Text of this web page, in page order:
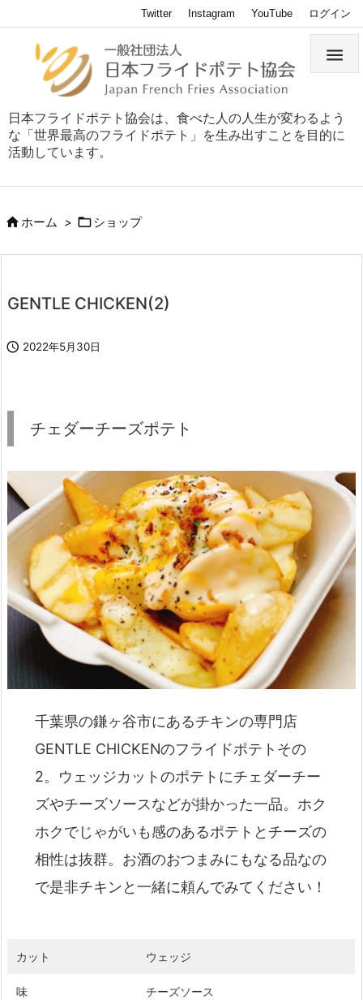
日本フライドポテト協会は、食べた人の人生が変わるよう
な「世界最高のフライドポテト」を生み出すことを目的に
活動しています。

Twitter Instagram YouTube ログイン
ホーム > ショップ
GENTLE CHICKEN(2)
 2022年5月30日
チェダーチーズポテト
千葉県の鎌ヶ谷市にあるチキンの専門店
GENTLE CHICKENのフライドポテトその
2。ウェッジカットのポテトにチェダーチー
ズやチーズソースなどが掛かった一品。ホク
ホクでじゃがいも感のあるポテトとチーズの
相性は抜群。お酒のおつまみにもなる品なの
で是非チキンと一緒に頼んでみてください！
カット ウェッジ
味 チーズソース